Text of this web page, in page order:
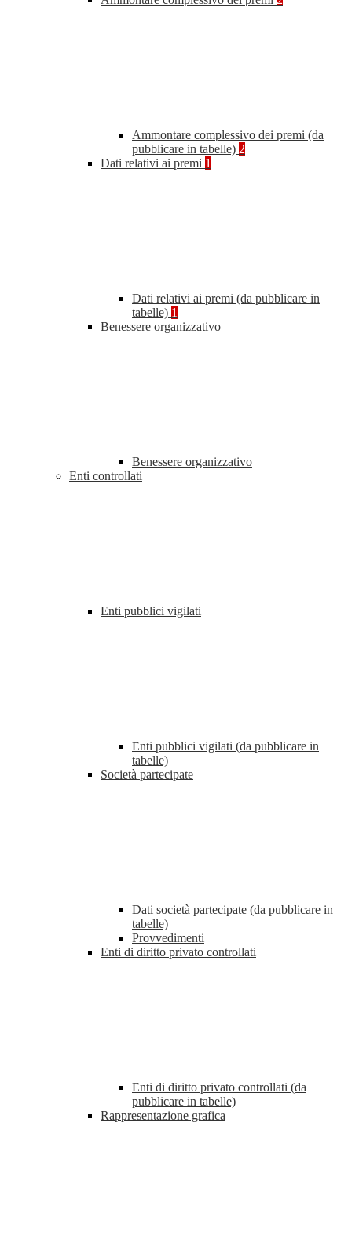
Ammontare complessivo dei premi (da
pubblicare in tabelle) 2
Dati relativi ai premi 1
Dati relativi ai premi (da pubblicare in
tabelle) 1
Benessere organizzativo
Benessere organizzativo
Enti controllati
Enti pubblici vigilati
Enti pubblici vigilati (da pubblicare in
tabelle)
Società partecipate
Dati società partecipate (da pubblicare in
tabelle)
Provvedimenti
Enti di diritto privato controllati
Enti di diritto privato controllati (da
pubblicare in tabelle)
Rappresentazione grafica